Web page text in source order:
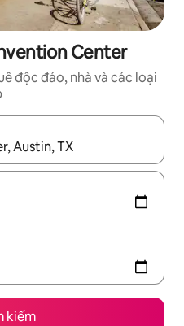
Center
độc đáo, nhà và các loại
bằng phím mũi tên lên và
kiếm